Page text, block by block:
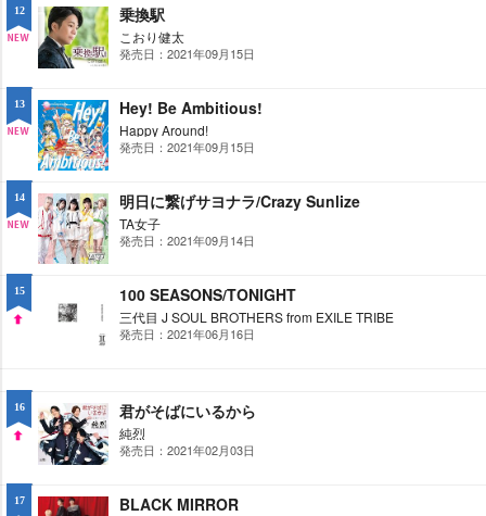
12
W
乗換駅
こおり健太
発売日：2021年09月15日
13
W
Hey! Be Ambitious!
Happy Around!
発売日：2021年09月15日
14
W
明日に繋げサヨナラ/Crazy Sunlize
TA女子
発売日：2021年09月14日
15 100 SEASONS/TONIGHT
三代目 J SOUL BROTHERS from EXILE TRIBE
発売日：2021年06月16日
16 君がそばにいるから
純烈
発売日：2021年02月03日
17 BLACK MIRROR